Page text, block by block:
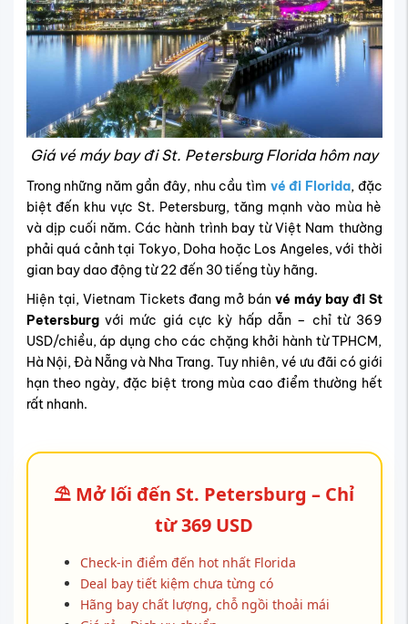
Giá vé máy bay đi St. Petersburg Florida hôm nay
Trong những năm gần đây, nhu cầu tìm vé đi Florida, đặc
biệt đến khu vực St. Petersburg, tăng mạnh vào mùa hè
và dịp cuối năm. Các hành trình bay từ Việt Nam thường
phải quá cảnh tại Tokyo, Doha hoặc Los Angeles, với thời
gian bay dao động từ 22 đến 30 tiếng tùy hãng.
Hiện tại, Vietnam Tickets đang mở bán vé máy bay đi St
Petersburgvới mức giá cực kỳ hấp dẫn – chỉ từ 369
USD/chiều, áp dụng cho các chặng khởi hành từ TPHCM,
Hà Nội, Đà Nẵng và Nha Trang. Tuy nhiên, vé ưu đãi có giới
hạn theo ngày, đặc biệt trong mùa cao điểm thường hết
rất nhanh.
⛱️ Mở lối đến St. Petersburg – Chỉ
từ 369 USD
Check-in điểm đến hot nhất Florida
Deal bay tiết kiệm chưa từng có
Hãng bay chất lượng, chỗ ngồi thoải mái